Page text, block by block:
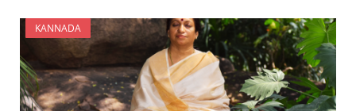
KANNADA